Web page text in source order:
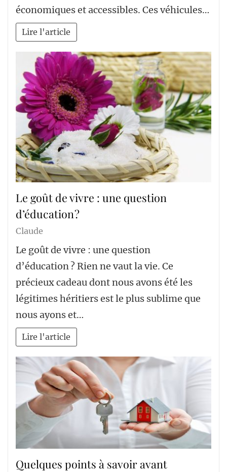
économiques et accessibles. Ces véhicules…
Lire l'article
Le goût de vivre : une question
d’éducation ?
Claude
Le goût de vivre : une question
d’éducation ? Rien ne vaut la vie. Ce
précieux cadeau dont nous avons été les
légitimes héritiers est le plus sublime que
nous ayons et…
Lire l'article
Quelques points à savoir avant